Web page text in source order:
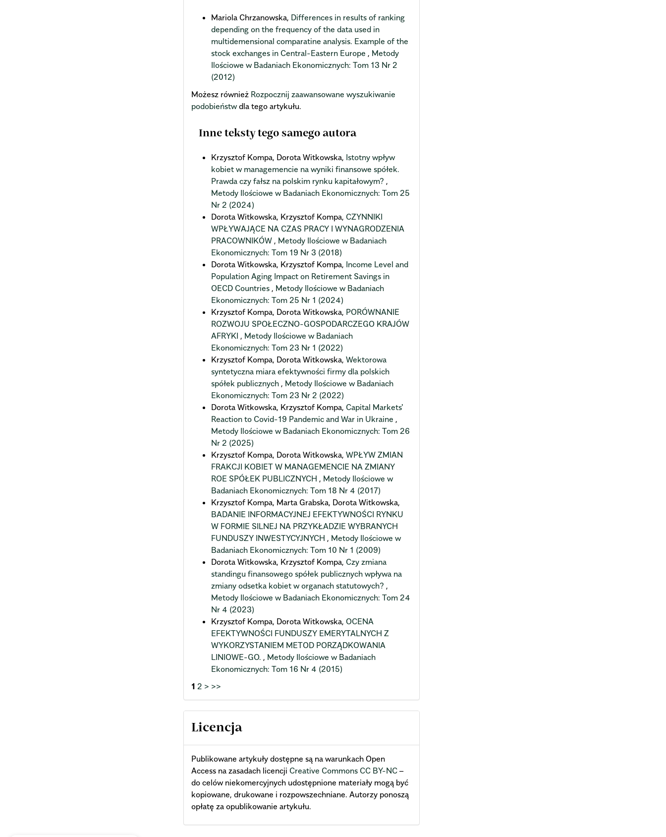
Mariola Chrzanowska, Differences in results of ranking
depending on the frequency of the data used in
multidemensional comparatine analysis. Example of the
stock exchanges in Central-Eastern Europe, Metody
Ilościowe w Badaniach Ekonomicznych: Tom 13 Nr 2
(2012)
Możesz również Rozpocznij zaawansowane wyszukiwanie
podobieństwdla tego artykułu.
Inne teksty tego samego autora
Krzysztof Kompa, Dorota Witkowska, Istotny wpływ
kobiet w managemencie na wyniki finansowe spółek.
Prawda czy fałsz na polskim rynku kapitałowym?,
Metody Ilościowe w Badaniach Ekonomicznych: Tom 25
Nr 2 (2024)
Dorota Witkowska, Krzysztof Kompa, CZYNNIKI
WPŁYWAJĄCE NA CZAS PRACY I WYNAGRODZENIA
PRACOWNIKÓW, Metody Ilościowe w Badaniach
Ekonomicznych: Tom 19 Nr 3 (2018)
Dorota Witkowska, Krzysztof Kompa, Income Level and
Population Aging Impact on Retirement Savings in
OECD Countries, Metody Ilościowe w Badaniach
Ekonomicznych: Tom 25 Nr 1 (2024)
Krzysztof Kompa, Dorota Witkowska, PORÓWNANIE
ROZWOJU SPOŁECZNO-GOSPODARCZEGO KRAJÓW
AFRYKI, Metody Ilościowe w Badaniach
Ekonomicznych: Tom 23 Nr 1 (2022)
Krzysztof Kompa, Dorota Witkowska,Wektorowa
syntetyczna miara efektywności firmy dla polskich
spółek publicznych, Metody Ilościowe w Badaniach
Ekonomicznych: Tom 23 Nr 2 (2022)
Dorota Witkowska, Krzysztof Kompa, Capital Markets'
Reaction to Covid-19 Pandemic and War in Ukraine,
Metody Ilościowe w Badaniach Ekonomicznych: Tom 26
Nr 2 (2025)
Krzysztof Kompa, Dorota Witkowska,WPŁYW ZMIAN
FRAKCJI KOBIET W MANAGEMENCIE NA ZMIANY
ROE SPÓŁEK PUBLICZNYCH, Metody Ilościowe w
Badaniach Ekonomicznych: Tom 18 Nr 4 (2017)
Krzysztof Kompa, Marta Grabska, Dorota Witkowska,
BADANIE INFORMACYJNEJ EFEKTYWNOŚCI RYNKU
W FORMIE SILNEJ NA PRZYKŁADZIE WYBRANYCH
FUNDUSZY INWESTYCYJNYCH, Metody Ilościowe w
Badaniach Ekonomicznych: Tom 10 Nr 1 (2009)
Dorota Witkowska, Krzysztof Kompa, Czy zmiana
standingu finansowego spółek publicznych wpływa na
zmiany odsetka kobiet w organach statutowych?,
Metody Ilościowe w Badaniach Ekonomicznych: Tom 24
Nr 4 (2023)
Krzysztof Kompa, Dorota Witkowska,OCENA
EFEKTYWNOŚCI FUNDUSZY EMERYTALNYCH Z
WYKORZYSTANIEM METOD PORZĄDKOWANIA
LINIOWE-GO., Metody Ilościowe w Badaniach
Ekonomicznych: Tom 16 Nr 4 (2015)
1 2 > >>
Licencja
Publikowane artykuły dostępne są na warunkach Open
Access na zasadach licencji Creative Commons CC BY-NC –
do celów niekomercyjnych udostępnione materiały mogą być
kopiowane, drukowane i rozpowszechniane. Autorzy ponoszą
opłatę za opublikowanie artykułu.